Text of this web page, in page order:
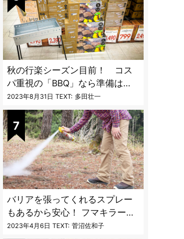
秋の行楽シーズン目前！ コス
パ重視の「BBQ」なら準備は
「トライアル」一択だった
2023年8月31日 TEXT: 多田壮一
バリアを張ってくれるスプレー
もあるから安心！ フマキラーに
聞く「最強の虫撃退グッズ
2023年4月6日 TEXT: 菅沼佐和子